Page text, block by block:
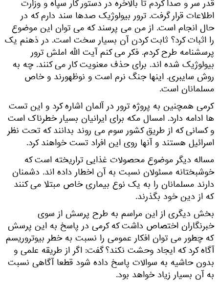
قدر سر و صدا کردم تا بالاخره در دستور کار سپاه و وزارت
اطلاعات قرار گرفت. ترور بیولوژیک صدها سند دارم که در
حال انجام است. از من می پرسند که می توان این موضوع
را اثبات کرد؟ ثابت کردن آن بسیار سخت است. در ذهنم یک
پرسشنامه طرح کردم. فکر می کنم آیت الله املش ترور
بیولوژیک شده اند. برای حذف معنویت کار می کنند. چه به
روش سایبری. اینها جنگ نرم است و نوظهورند و خاص
مسلمانان است.
کرمی همچنین به پروژه ترور در آلمان اشاره کرد و این تست
ها ادامه دارد. امسال مکه برای ایرانیان بسیار خطرناک است
و کسانی که از طریق کشور سوم می روند بدانند که تحت نظر
اسرائیل هستند و آنها روی این افراد تست خواهند کرد.
مساله دیگر موضوع محصولات غذایی تراریخته است که
خوشبختانه مسئولان نسبت به آن اخطار داده اند. دشمنان
دارند مسلمانان را به یک نوع بیماری خاص مبتلا می کنند
که از دین خود بگذرند.
بخش دیگری از این مراسم به طرح پرسش از سوی
خبرنگاران اختصاص داشت که کرمی در پاسخ به این پرسش
که چطور می توان افکار عمومی را نسبت به خطر بیوتروریسم
آگاه کرد که ایجاد وحشت نکند؟ گفت: اگر از طریقه علمی و
بدون حاشیه به سوالات پاسخ داده شود قطعا آگاهی نسبت
به آن بسیار زیاد خواهد بود.